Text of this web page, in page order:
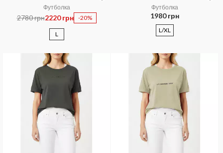
Футболка
2780 грн2220 грн -20%
L
Футболка
1980 грн
L/XL